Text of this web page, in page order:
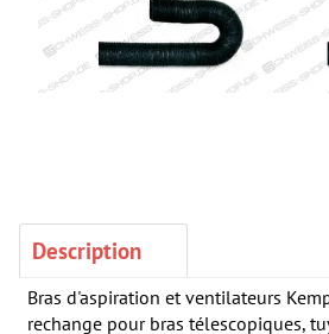
Description
Bras d'aspiration et ventilateurs
rechange pour bras télescopiques,